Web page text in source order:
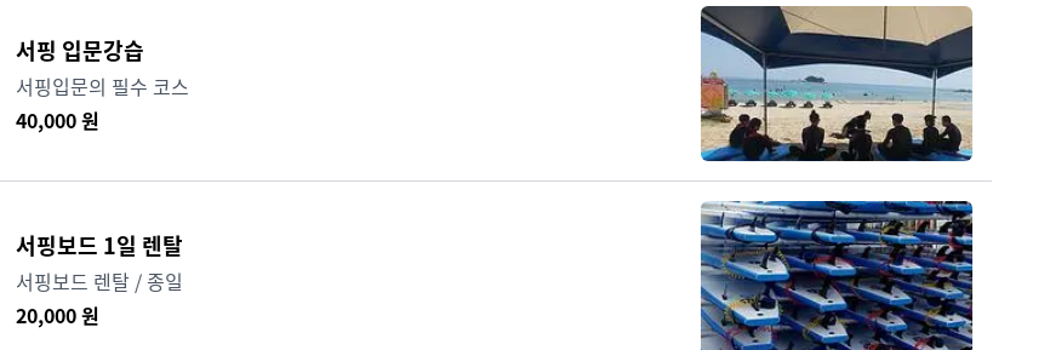
서핑 입문강습
서핑입문의 필수 코스
40,000원
서핑보드 1일 렌탈
서핑보드 렌탈 / 종일
20,000원